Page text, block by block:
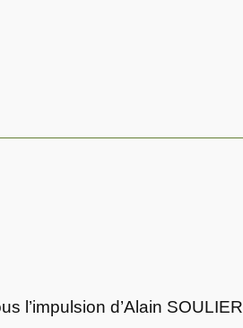
l’impulsion d’Alain SOULIER